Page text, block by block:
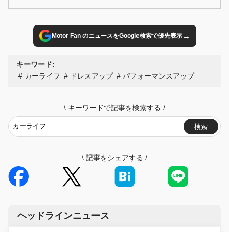
Motor Fan のニュースをGoogle検索で優先表示→
キーワード:
カーライフ
ドレスアップ パフォーマンスアップ
\ キーワードで記事を検索する /
検索
\ 記事をシェアする /
ヘッドラインニュース